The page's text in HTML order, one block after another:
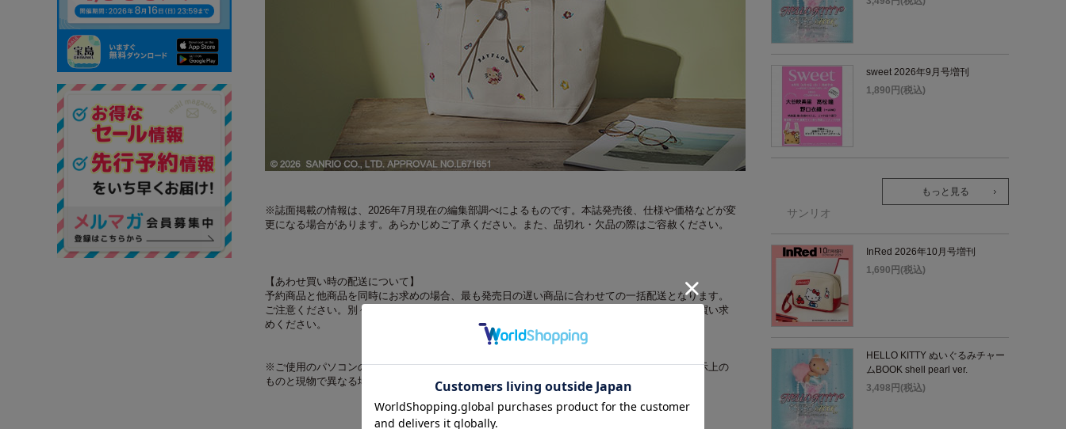
※誌面掲載の情報は、2026年7月現在の編集部調べによるものです。本誌発売後、仕様や価格などが変
更になる場合があります。あらかじめご了承ください。また、品切れ・欠品の際はご容赦ください。
【あわせ買い時の配送について】
予約商品と他商品を同時にお求めの場合、最も発売日の遅い商品に合わせての一括配送となります。
ご注意ください。別々の配送をご希望の場合は、お手数をおかけしますが、それぞれ個別にお買い求
めください。
※ご使用のパソコンのモニターやスマートフォンの画面によっては、商品の色合いが、画面表示上の
ものと現物で異なる場合があります。
sweet 2026年9月号増刊
1,890円(税込)
もっと見る
サンリオ
InRed 2026年10月号増刊
1,690円(税込)
HELLO KITTY ぬいぐるみチャー
ムBOOK shell pearl ver.
3,498円(税込)